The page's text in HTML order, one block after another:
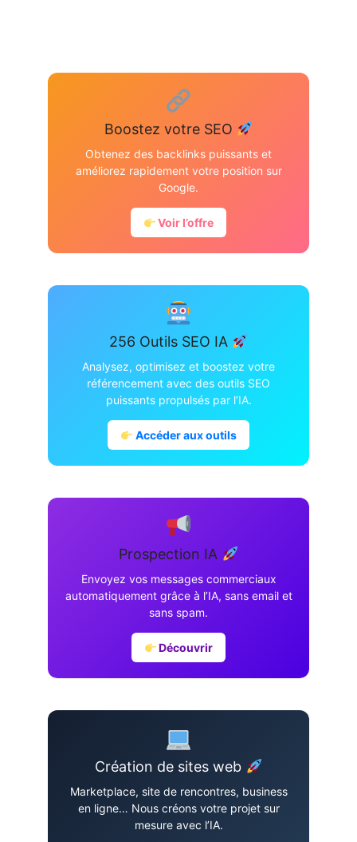
Boostez votre SEO
Obtenez des backlinks puissants et
améliorez rapidement votre position sur
Google.
Voir l’offre
256 Outils SEO IA
Analysez, optimisez et boostez votre
référencement avec des outils SEO
puissants propulsés par l’IA.
Accéder aux outils
Prospection IA
Envoyez vos messages commerciaux
automatiquement grâce à l’IA, sans email et
sans spam.
Découvrir
Création de sites web
Marketplace, site de rencontres, business
en ligne… Nous créons votre projet sur
mesure avec l’IA.